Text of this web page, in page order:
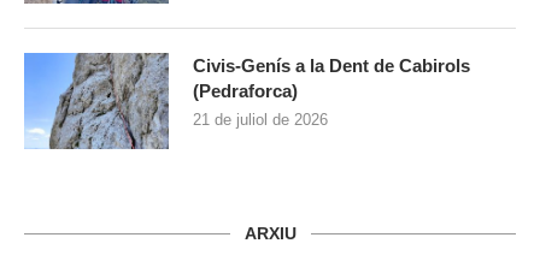
Civis-Genís a la Dent de Cabirols
(Pedraforca)
21 de juliol de 2026
ARXIU